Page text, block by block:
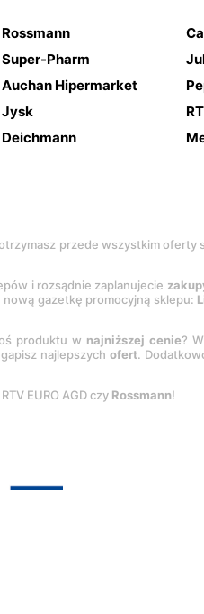
Rossmann
Super-Pharm
Auchan Hipermarket
Jysk
Deichmann
przede wszystkim oferty
i rozsądnie zaplanujecie
gazetkę promocyjną sklepu:
produktu w najniższej cenie?
najlepszychofert.
RTV EURO AGD czy Rossmann!